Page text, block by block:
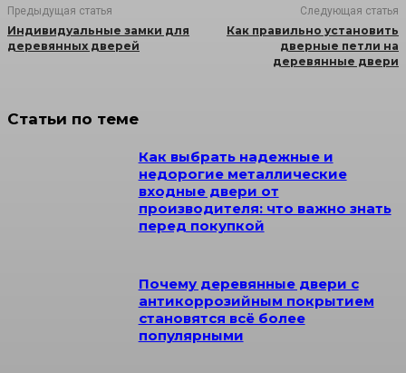
Предыдущая статья
Индивидуальные замки для
деревянных дверей
Следующая статья
Как правильно установить
дверные петли на
деревянные двери
Статьи по теме
Как выбрать надежные и
недорогие металлические
входные двери от
производителя: что важно знать
перед покупкой
Почему деревянные двери с
антикоррозийным покрытием
становятся всё более
популярными